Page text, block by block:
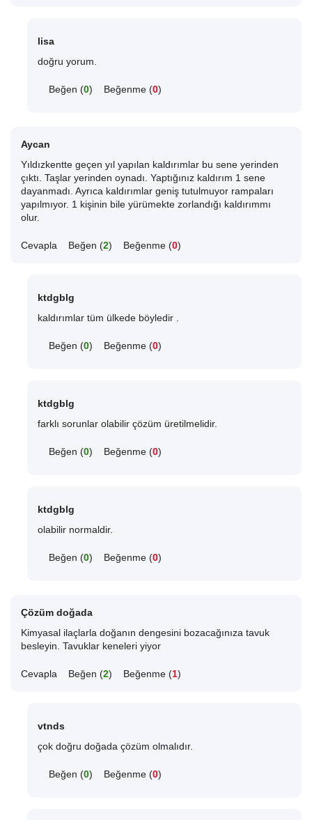
lisa
doğru yorum.
Beğen (0) Beğenme (0)
Aycan
Yıldızkentte geçen yıl yapılan kaldırımlar bu sene yerinden
çıktı. Taşlar yerinden oynadı. Yaptığınız kaldırım 1 sene
dayanmadı. Ayrıca kaldırımlar geniş tutulmuyor rampaları
yapılmıyor. 1 kişinin bile yürümekte zorlandığı kaldırımmı
olur.
Cevapla Beğen (2) Beğenme (0)
ktdgblg
kaldırımlar tüm ülkede böyledir .
Beğen (0) Beğenme (0)
ktdgblg
farklı sorunlar olabilir çözüm üretilmelidir.
Beğen (0) Beğenme (0)
ktdgblg
olabilir normaldir.
Beğen (0) Beğenme (0)
Çözüm doğada
Kimyasal ilaçlarla doğanın dengesini bozacağınıza tavuk
besleyin. Tavuklar keneleri yiyor
Cevapla Beğen (2) Beğenme (1)
vtnds
çok doğru doğada çözüm olmalıdır.
Beğen (0) Beğenme (0)